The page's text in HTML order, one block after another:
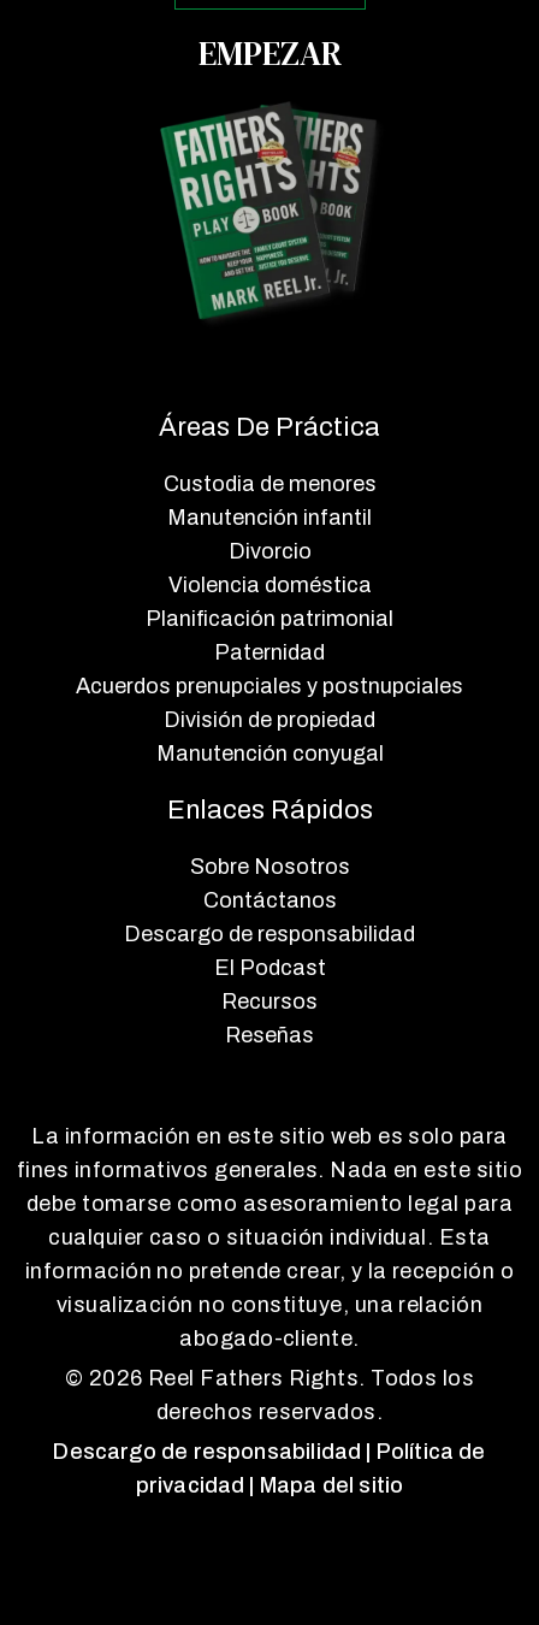
EMPEZAR
Áreas De Práctica
Custodia de menores
Manutención infantil
Divorcio
Violencia doméstica
Planificación patrimonial
Paternidad
Acuerdos prenupciales y postnupciales
División de propiedad
Manutención conyugal
Enlaces Rápidos
Sobre Nosotros
Contáctanos
Descargo de responsabilidad
El Podcast
Recursos
Reseñas
La información en este sitio web es solo para
fines informativos generales. Nada en este sitio
debe tomarse como asesoramiento legal para
cualquier caso o situación individual. Esta
información no pretende crear, y la recepción o
visualización no constituye, una relación
abogado-cliente.
© 2026 Reel Fathers Rights. Todos los
derechos reservados.
Descargo de responsabilidad
| Política de
privacidad
| Mapa del sitio